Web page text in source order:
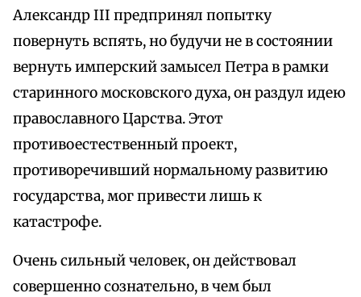
Александр III предпринял попытку
повернуть вспять, но будучи не в состоянии
вернуть имперский замысел Петра в рамки
старинного московского духа, он раздул идею
православного Царства. Этот
противоестественный проект,
противоречивший нормальному развитию
государства, мог привести лишь к
катастрофе.
Очень сильный человек, он действовал
совершенно сознательно, в чем был